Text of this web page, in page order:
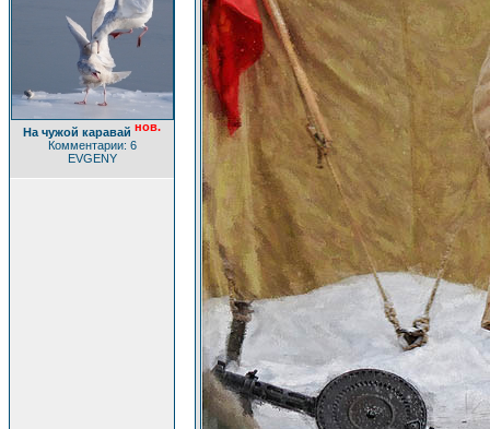
На чужой каравай нов.
Комментарии: 6
EVGENY